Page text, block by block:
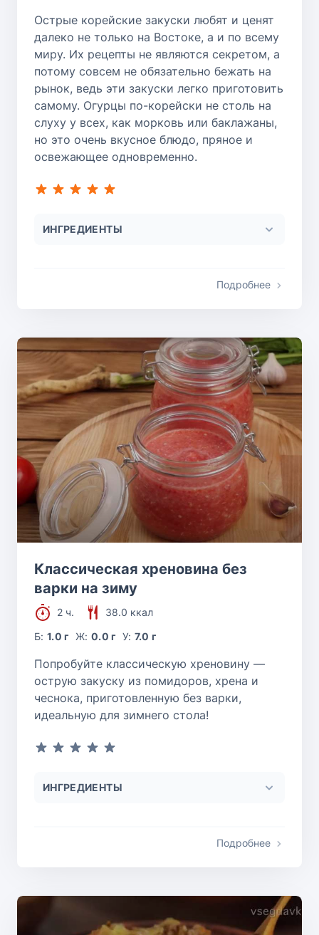
Острые корейские закуски любят и ценят
далеко не только на Востоке, а и по всему
миру. Их рецепты не являются секретом, а
потому совсем не обязательно бежать на
рынок, ведь эти закуски легко приготовить
самому. Огурцы по-корейски не столь на
слуху у всех, как морковь или баклажаны,
но это очень вкусное блюдо, пряное и
освежающее одновременно.
ИНГРЕДИЕНТЫ
Подробнее
Классическая хреновина без
варки на зиму
2 ч.
38.0 ккал
Б:1.0 г Ж: 0.0 г У: 7.0 г
Попробуйте классическую хреновину —
острую закуску из помидоров, хрена и
чеснока, приготовленную без варки,
идеальную для зимнего стола!
ИНГРЕДИЕНТЫ
Подробнее